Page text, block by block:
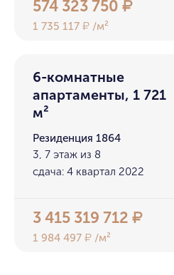
574 323 750₽
1 735 117₽ /м²
6-комнатные
апартаменты, 1 721
м²
Резиденция 1864
3, 7 этаж из 8
сдача: 4 квартал 2022
3 415 319 712₽
1 984 497₽ /м²